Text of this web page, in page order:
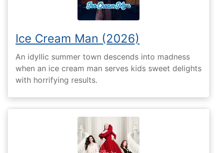
Ice Cream Man (2026)
An idyllic summer town descends into madness
when an ice cream man serves kids sweet delights
with horrifying results.